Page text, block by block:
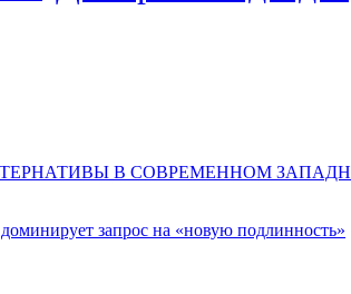
В СОВРЕМЕННОМ
запрос на «новую подлинность»